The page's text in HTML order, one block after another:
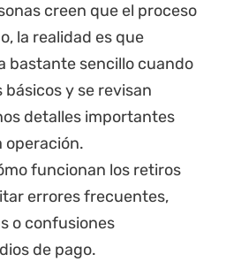
creen que el proceso
la realidad es que
bastante sencillo cuando
básicos y se revisan
detalles importantes
operación.
funcionan los retiros
errores frecuentes,
o confusiones
de pago.